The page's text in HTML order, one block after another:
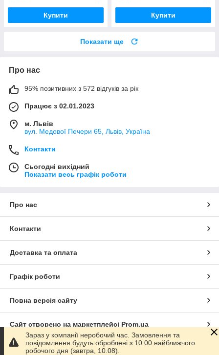
Купити Купити
Показати ще
Про нас
95% позитивних з 572 відгуків за рік
Працює з 02.01.2023
м. Львів
вул. Медової Печери 65, Львів, Україна
Контакти
Сьогодні вихідний
Показати весь графік роботи
Про нас
Контакти
Доставка та оплата
Графік роботи
Повна версія сайту
Сайт створено на маркетплейсі Prom.ua
Політика конфіденційності
Зараз у компанії неробочий час. Замовлення та
повідомлення будуть оброблені з 10:00 найближчого
робочого дня (завтра, 10.08).